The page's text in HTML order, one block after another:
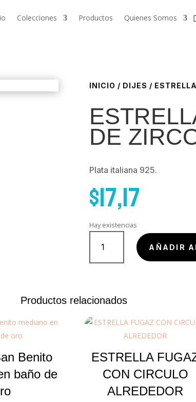
Colecciones Productos Quienes Somos
INICIO / DIJES /
DE
Plata italiana 925.
$17,17
Hay existencias
ESTRELLA
CON
FILA
cantidad
AÑADIR
Productos relacionados
Benito
baño de
ESTRELLA
CON CIRCULO
ALREDEDOR